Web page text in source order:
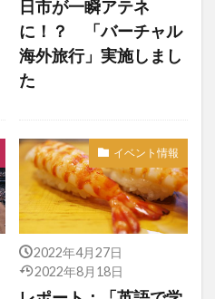
日市が一瞬アテネ
に！？ 「バーチャル
海外旅行」実施しまし
た
イベント情報
2022年4月27日
2022年8月18日